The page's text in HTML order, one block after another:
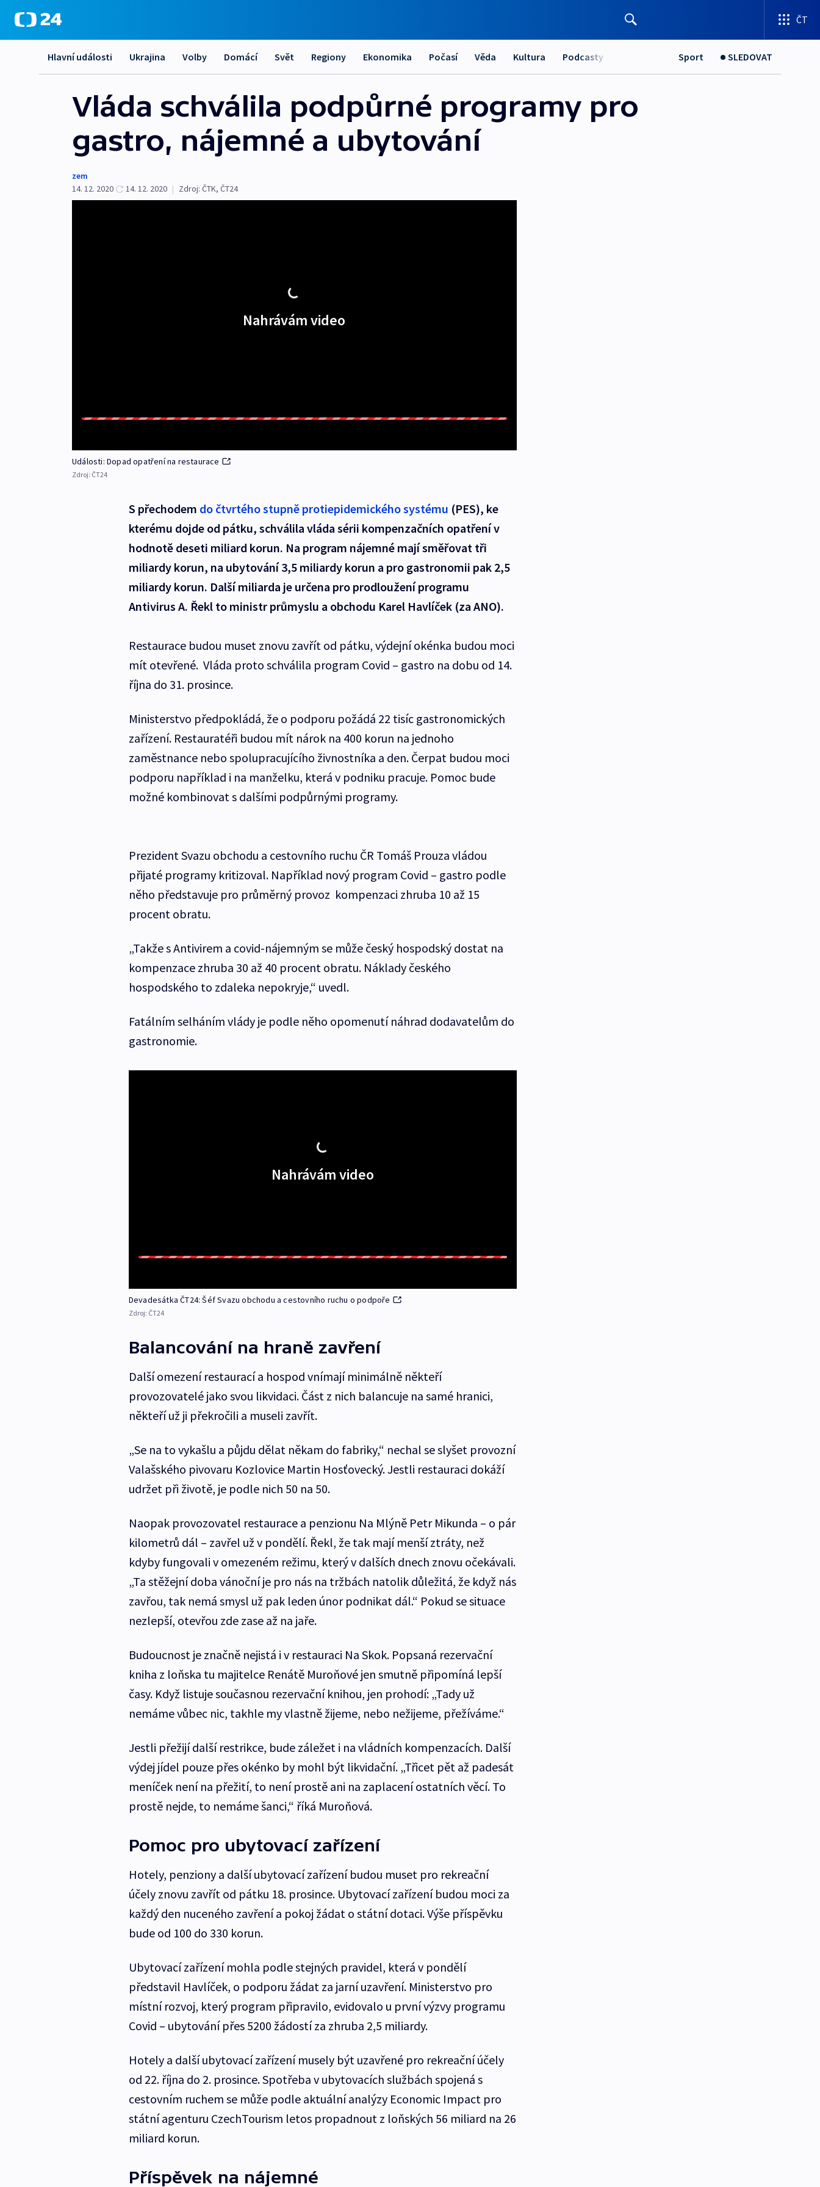
ČT
Hlavní události Ukrajina Volby Domácí Svět Regiony Ekonomika Počasí Věda Kultura Podcasty Sport SLEDOVAT
Vláda schválila podpůrné programy pro
gastro, nájemné a ubytování
zem
14. 12. 2020
14. 12. 2020 | Zdroj: ČTK, ČT24
Nahrávám video
Události: Dopad opatření na restaurace
Zdroj: ČT24
S přechodem do čtvrtého stupně protiepidemického systému (PES), ke
kterému dojde od pátku, schválila vláda sérii kompenzačních opatření v
hodnotě deseti miliard korun. Na program nájemné mají směřovat tři
miliardy korun, na ubytování 3,5 miliardy korun a pro gastronomii pak 2,5
miliardy korun. Další miliarda je určena pro prodloužení programu
Antivirus A. Řekl to ministr průmyslu a obchodu Karel Havlíček (za ANO).
Restaurace budou muset znovu zavřít od pátku, výdejní okénka budou moci
mít otevřené. Vláda proto schválila program Covid – gastro na dobu od 14.
října do 31. prosince.
Ministerstvo předpokládá, že o podporu požádá 22 tisíc gastronomických
zařízení. Restauratéři budou mít nárok na 400 korun na jednoho
zaměstnance nebo spolupracujícího živnostníka a den. Čerpat budou moci
podporu například i na manželku, která v podniku pracuje. Pomoc bude
možné kombinovat s dalšími podpůrnými programy.
Prezident Svazu obchodu a cestovního ruchu ČR Tomáš Prouza vládou
přijaté programy kritizoval. Například nový program Covid – gastro podle
něho představuje pro průměrný provoz kompenzaci zhruba 10 až 15
procent obratu.
„Takže s Antivirem a covid-nájemným se může český hospodský dostat na
kompenzace zhruba 30 až 40 procent obratu. Náklady českého
hospodského to zdaleka nepokryje,“ uvedl.
Fatálním selháním vlády je podle něho opomenutí náhrad dodavatelům do
gastronomie.
Nahrávám video
Devadesátka ČT24: Šéf Svazu obchodu a cestovního ruchu o podpoře
Zdroj: ČT24
Balancování na hraně zavření
Další omezení restaurací a hospod vnímají minimálně někteří
provozovatelé jako svou likvidaci. Část z nich balancuje na samé hranici,
někteří už ji překročili a museli zavřít.
„Se na to vykašlu a půjdu dělat někam do fabriky,“ nechal se slyšet provozní
Valašského pivovaru Kozlovice Martin Hosťovecký. Jestli restauraci dokáží
udržet při životě, je podle nich 50 na 50.
Naopak provozovatel restaurace a penzionu Na Mlýně Petr Mikunda – o pár
kilometrů dál – zavřel už v pondělí. Řekl, že tak mají menší ztráty, než
kdyby fungovali v omezeném režimu, který v dalších dnech znovu očekávali.
„Ta stěžejní doba vánoční je pro nás na tržbách natolik důležitá, že když nás
zavřou, tak nemá smysl už pak leden únor podnikat dál.“ Pokud se situace
nezlepší, otevřou zde zase až na jaře.
Budoucnost je značně nejistá i v restauraci Na Skok. Popsaná rezervační
kniha z loňska tu majitelce Renátě Muroňové jen smutně připomíná lepší
časy. Když listuje současnou rezervační knihou, jen prohodí: „Tady už
nemáme vůbec nic, takhle my vlastně žijeme, nebo nežijeme, přežíváme.“
Jestli přežijí další restrikce, bude záležet i na vládních kompenzacích. Další
výdej jídel pouze přes okénko by mohl být likvidační. „Třicet pět až padesát
meníček není na přežití, to není prostě ani na zaplacení ostatních věcí. To
prostě nejde, to nemáme šanci,“ říká Muroňová.
Pomoc pro ubytovací zařízení
Hotely, penziony a další ubytovací zařízení budou muset pro rekreační
účely znovu zavřít od pátku 18. prosince. Ubytovací zařízení budou moci za
každý den nuceného zavření a pokoj žádat o státní dotaci. Výše příspěvku
bude od 100 do 330 korun.
Ubytovací zařízení mohla podle stejných pravidel, která v pondělí
představil Havlíček, o podporu žádat za jarní uzavření. Ministerstvo pro
místní rozvoj, který program připravilo, evidovalo u první výzvy programu
Covid – ubytování přes 5200 žádostí za zhruba 2,5 miliardy.
Hotely a další ubytovací zařízení musely být uzavřené pro rekreační účely
od 22. října do 2. prosince. Spotřeba v ubytovacích službách spojená s
cestovním ruchem se může podle aktuální analýzy Economic Impact pro
státní agenturu CzechTourism letos propadnout z loňských 56 miliard na 26
miliard korun.
Příspěvek na nájemné